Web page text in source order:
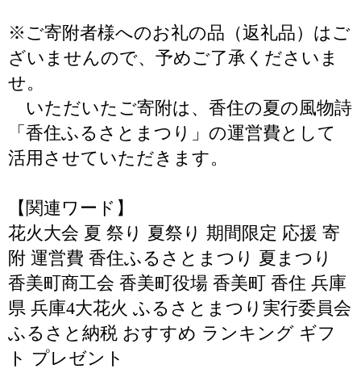
※ご寄附者様へのお礼の品（返礼品）はご
ざいませんので、予めご了承くださいま
せ。
いただいたご寄附は、香住の夏の風物詩
「香住ふるさとまつり」の運営費として
活用させていただきます。
【関連ワード】
花火大会 夏 祭り 夏祭り 期間限定 応援 寄
附 運営費 香住ふるさとまつり 夏まつり
香美町商工会 香美町役場 香美町 香住 兵庫
県 兵庫4大花火 ふるさとまつり実行委員会
ふるさと納税 おすすめ ランキング ギフ
ト プレゼント